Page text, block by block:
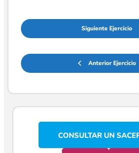
Anterior Ejercicio
Siguiente Ejercicio
CONSULTAR UN